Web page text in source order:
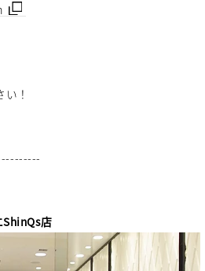
！
ShinQs店